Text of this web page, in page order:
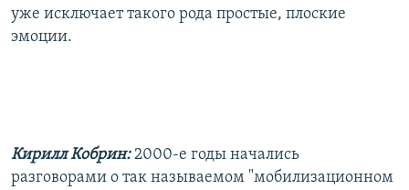
уже исключает такого рода простые, плоские
эмоции.
Кирилл Кобрин: 2000-е годы начались
разговорами о так называемом "мобилизационном